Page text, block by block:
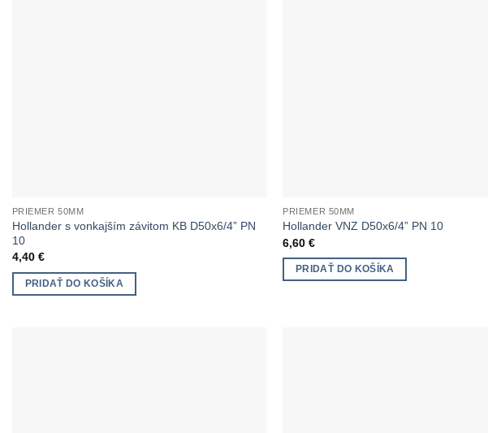
PRIEMER 50MM
Hollander s vonkajším závitom KB D50x6/4” PN
10
4,40 €
PRIDAŤ DO KOŠÍKA
PRIEMER 50MM
Hollander VNZ D50x6/4” PN 10
6,60€
PRIDAŤ DO KOŠÍKA